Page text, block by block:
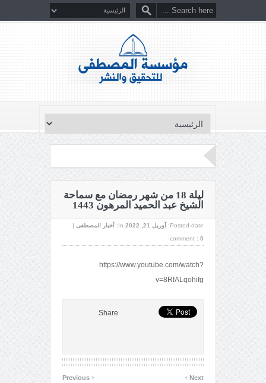
ليلة 18 من شهر رمضان مع سماحة
الشيخ عبد الحميد المرهون 1443
Posted date: آوریل 21, 2022 In: أخبار المصطفى |
comment : 0
https://www.youtube.com/watch?
v=8RfALqohifg
Share
‹ Next
›